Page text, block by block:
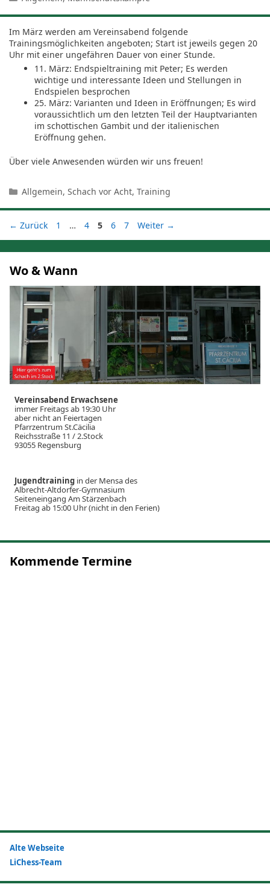
Im März werden am Vereinsabend folgende
Trainingsmöglichkeiten angeboten; Start ist jeweils gegen 20
Uhr mit einer ungefähren Dauer von einer Stunde.
11. März: Endspieltraining mit Peter; Es werden
wichtige und interessante Ideen und Stellungen in
Endspielen besprochen
25. März: Varianten und Ideen in Eröffnungen; Es wird
voraussichtlich um den letzten Teil der Hauptvarianten
im schottischen Gambit und der italienischen
Eröffnung gehen.
Über viele Anwesenden würden wir uns freuen!
Kategorien
Allgemein,Schach vor Acht,Training
← Zurück Seite
1 … Seite
4 Seite
5 Seite
6 Seite
7 Weiter →
Wo & Wann
Vereinsabend Erwachsene
immer Freitags ab 19:30 Uhr
aber nicht an Feiertagen
Pfarrzentrum St.Cäcilia
Reichsstraße 11 / 2.Stock
93055 Regensburg
Jugendtraining in der Mensa des
Albrecht-Altdorfer-Gymnasium
Seiteneingang Am Stärzenbach
Freitag ab 15:00 Uhr (nicht in den Ferien)
Kommende Termine
Alte Webseite
LiChess-Team